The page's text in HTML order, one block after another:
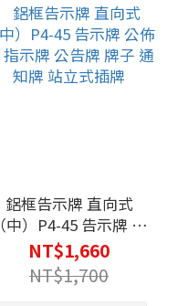
鋁框告示牌 直向式
（中）P4-45 告示牌 公
佈欄 指示牌 公告牌 牌
子 通知牌 站立式插牌
NT$1,660
NT$1,700